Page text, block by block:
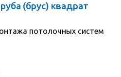
(брус) квадрат
потолочных систем